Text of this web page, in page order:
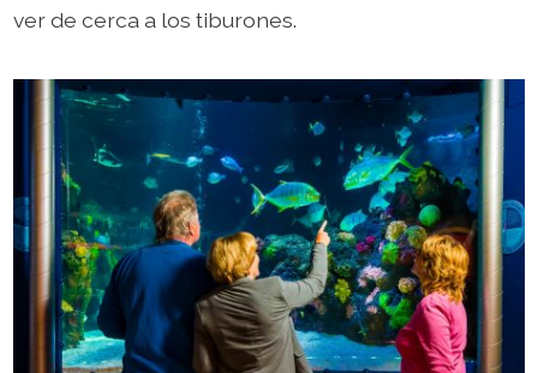
ver de cerca a los tiburones.